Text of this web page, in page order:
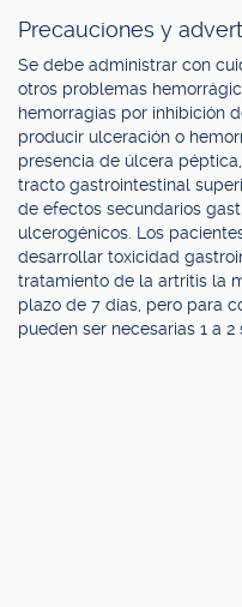
Precauciones y
Se debe administrar con
otros problemas
hemorragias por inhibición
producir ulceración o
presencia de úlcera
tracto gastrointestinal
de efectos secundarios
ulcerogénicos. Los
desarrollar toxicidad
tratamiento de la artritis la
plazo de 7 días, pero para
pueden ser necesarias 1 a